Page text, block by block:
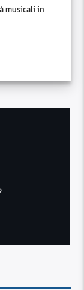
musicali in